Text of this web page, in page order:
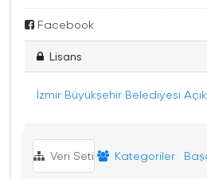
Facebook
Lisans
İzmir Büyükşehir Belediyesi
Veri Seti Kategoriler